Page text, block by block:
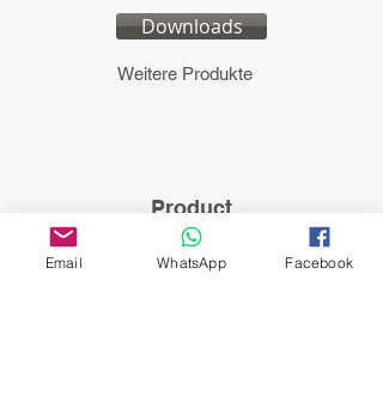
Downloads
Weitere Produkte
Product
Model name
Email WhatsApp Facebook